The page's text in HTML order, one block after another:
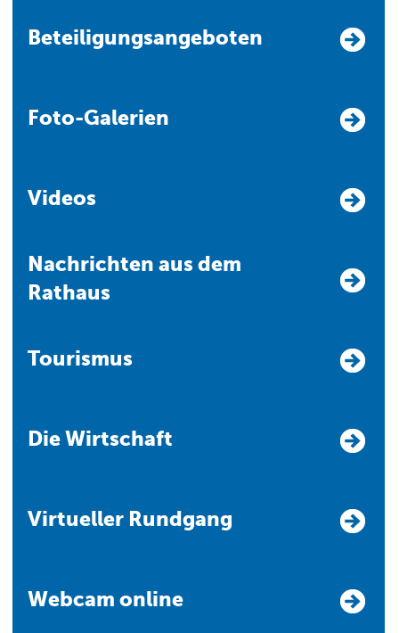
Beteiligungsangeboten
Foto-Galerien
Videos
Nachrichten aus dem
Rathaus
Tourismus
Die Wirtschaft
Virtueller Rundgang
Webcam online